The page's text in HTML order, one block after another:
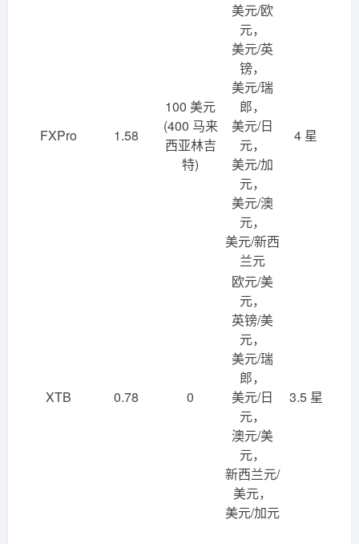
FXPro 1.58
100 美元
(400 马来
西亚林吉
特)
美元/欧
元，
美元/英
镑，
美元/瑞
郎，
美元/日
元，
美元/加
元，
美元/澳
元，
美元/新西
兰元
4 星
XTB 0.78 0
欧元/美
元，
英镑/美
元，
美元/瑞
郎，
美元/日
元，
澳元/美
元，
新西兰元/
美元，
美元/加元
3.5 星